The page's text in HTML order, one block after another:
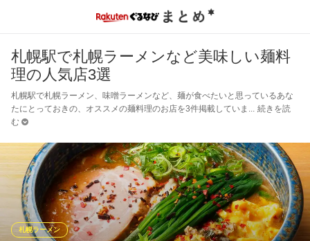
札幌駅で札幌ラーメンなど美味しい麺料
理の人気店3選
札幌駅で札幌ラーメン、味噌ラーメンなど、麺が食べたいと思っているあな
たにとっておきの、オススメの麺料理のお店を3件掲載していま
続きを読
む
札幌ラーメン